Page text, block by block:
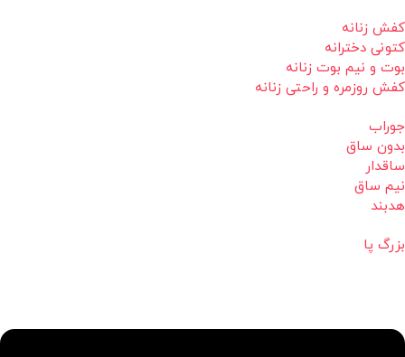
کفش زنانه
کتونی دخترانه
بوت و نیم بوت زنانه
کفش روزمره و راحتی زنانه
جوراب
بدون ساق
ساقدار
نیم ساق
هدبند
بزرگ پا